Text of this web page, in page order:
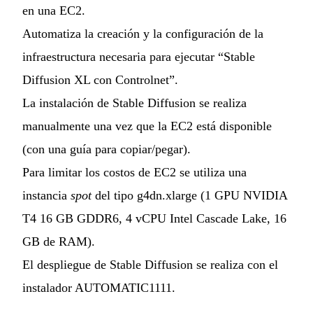
en una EC2.
Automatiza la creación y la configuración de la
infraestructura necesaria para ejecutar “Stable
Diffusion XL con Controlnet”.
La instalación de Stable Diffusion se realiza
manualmente una vez que la EC2 está disponible
(con una guía para copiar/pegar).
Para limitar los costos de EC2 se utiliza una
instancia spotdel tipo g4dn.xlarge (1 GPU NVIDIA
T4 16 GB GDDR6, 4 vCPU Intel Cascade Lake, 16
GB de RAM).
El despliegue de Stable Diffusion se realiza con el
instalador AUTOMATIC1111.